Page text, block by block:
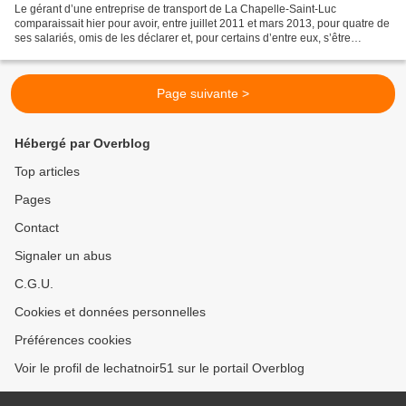
Le gérant d’une entreprise de transport de La Chapelle-Saint-Luc
comparaissait hier pour avoir, entre juillet 2011 et mars 2013, pour quatre de
ses salariés, omis de les déclarer et, pour certains d’entre eux, s’être
Page suivante >
Hébergé par Overblog
Top articles
Pages
Contact
Signaler un abus
C.G.U.
Cookies et données personnelles
Préférences cookies
Voir le profil de lechatnoir51 sur le portail Overblog